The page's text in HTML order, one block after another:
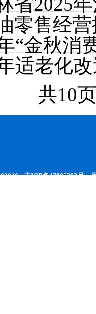
零售经
“金秋消
适老化
共10
|吉ICP备17005202号 |网